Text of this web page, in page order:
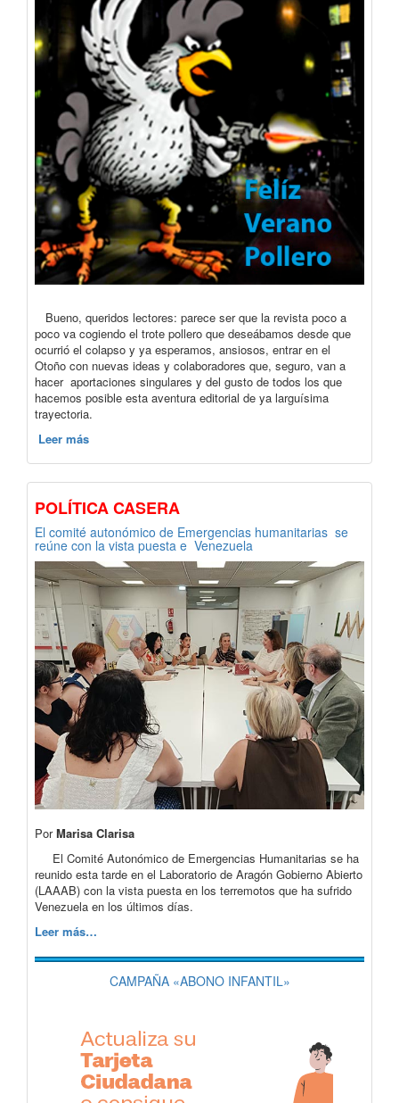
Bueno, queridos lectores: parece ser que la revista poco a
poco va cogiendo el trote pollero que deseábamos desde que
ocurrió el colapso y ya esperamos, ansiosos, entrar en el
Otoño con nuevas ideas y colaboradores que, seguro, van a
hacer aportaciones singulares y del gusto de todos los que
hacemos posible esta aventura editorial de ya larguísima
trayectoria.
Leer más
POLÍTICA CASERA
El comité autonómico de Emergencias humanitarias se
reúne con la vista puesta e Venezuela
PorMarisa Clarisa
El Comité Autonómico de Emergencias Humanitarias se ha
reunido esta tarde en el Laboratorio de Aragón Gobierno Abierto
(LAAAB) con la vista puesta en los terremotos que ha sufrido
Venezuela en los últimos días.
Leer más…
CAMPAÑA «ABONO INFANTIL»